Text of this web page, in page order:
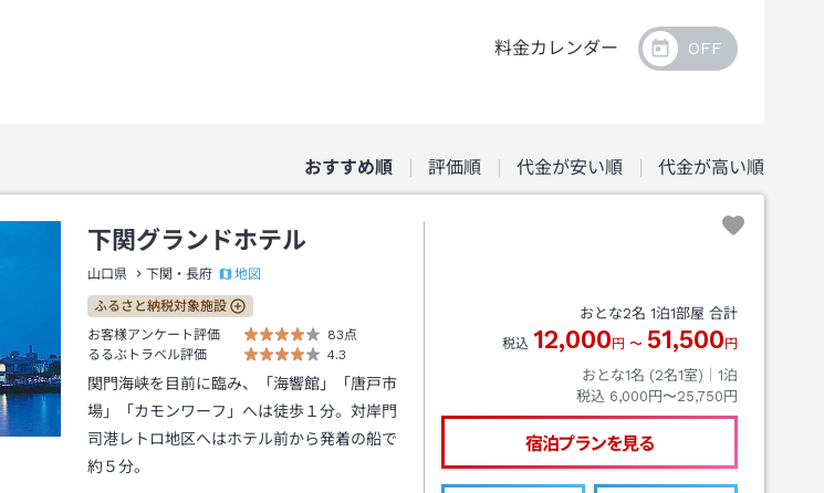
料金カレンダー
おすすめ順 評価順 代金が安い順 代金が高い順
下関グランドホテル
山口県 下関・長府 地図
ふるさと納税対象施設
お客様アンケート評価
83点
るるぶトラベル評価
4.3
関門海峡を目前に臨み、「海響館」「唐戸市
場」「カモンワーフ」へは徒歩１分。対岸門
司港レトロ地区へはホテル前から発着の船で
約５分。
おとな2名 1泊1部屋 合計
税込 12,000 円 〜 51,500 円
おとな1名 (2名1室)｜ 1泊
税込 6,000円〜25,750円
宿泊プランを見る